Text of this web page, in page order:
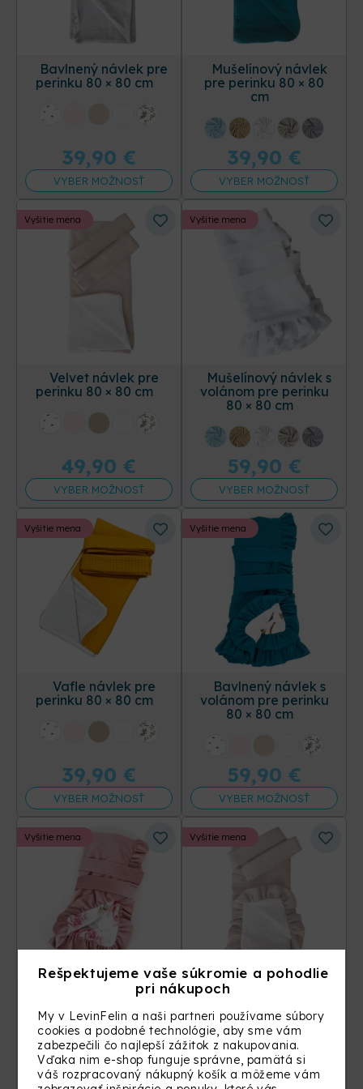
Bavlnený návlek pre
perinku 80 × 80 cm
39,90 €
VYBER MOŽNOSŤ
Mušelínový návlek
pre perinku 80 × 80
cm
39,90 €
VYBER MOŽNOSŤ
Velvet návlek pre
perinku 80 × 80 cm
49,90 €
VYBER MOŽNOSŤ
Vyšitie mena
Mušelínový návlek s
volánom pre perinku
80 × 80 cm
59,90 €
VYBER MOŽNOSŤ
Vyšitie mena
Vafle návlek pre
perinku 80 × 80 cm
39,90 €
VYBER MOŽNOSŤ
Vyšitie mena
Bavlnený návlek s
volánom pre perinku
80 × 80 cm
59,90 €
VYBER MOŽNOSŤ
Vyšitie mena
Velvet návlek s
volánom pre perinku
80 × 80 cm
+31 ďalších
69,90€
Vyšitie mena
Vafle návlek s
volánom pre perinku
80 × 80 cm
+31 ďalších
59,90€
Vyšitie mena
Rešpektujeme vaše súkromie a pohodlie
pri nákupoch
My v LevinFelin a naši partneri používame súbory
cookies a podobné technológie, aby sme vám
zabezpečili čo najlepší zážitok z nakupovania.
Vďaka nim e-shop funguje správne, pamätá si
váš rozpracovaný nákupný košík a môžeme vám